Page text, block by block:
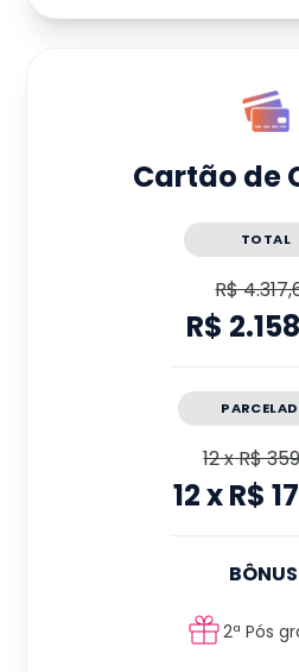
Cartão de
TOTAL
R$
R$
12xR$
12xR$
2ª Pós